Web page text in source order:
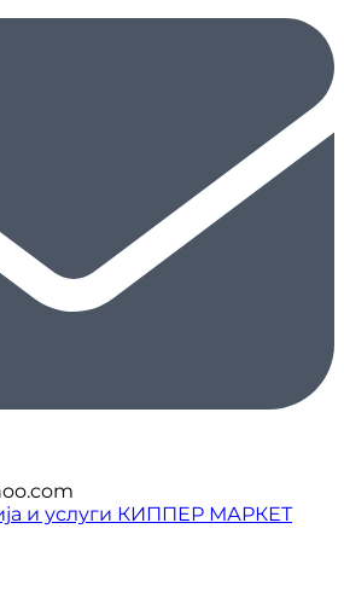
и услуги КИППЕР МАРКЕТ